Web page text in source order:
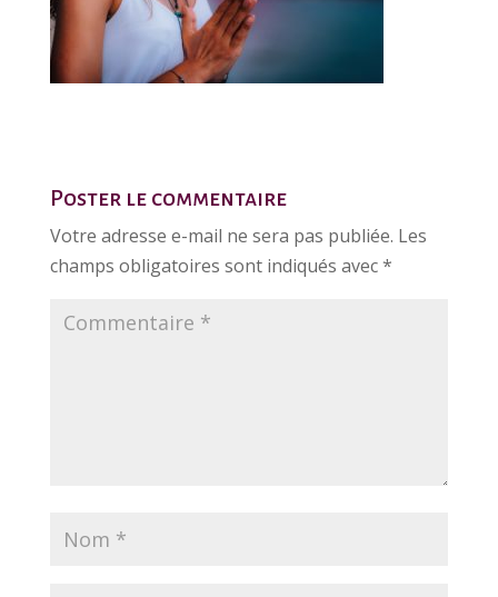
Poster le commentaire
Votre adresse e-mail ne sera pas publiée. Les
champs obligatoires sont indiqués avec*